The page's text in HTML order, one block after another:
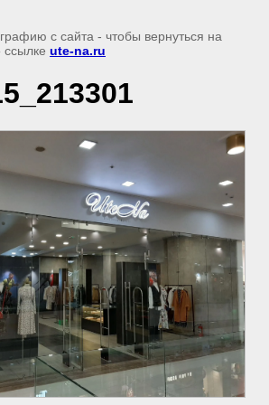
с сайта - чтобы вернуться на
ссылке ute-na.ru